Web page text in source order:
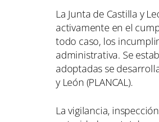
La Junta de Castilla y
activamente en el
todo caso, los
administrativa. Se
adoptadas se
y León (PLANCAL).
La vigilancia,